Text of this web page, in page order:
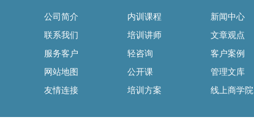
公司简介
联系我们
服务客户
网站地图
友情连接
内训课程
培训讲师
轻咨询
公开课
培训方案
新闻中心
文章观点
客户案例
管理文库
线上商学院